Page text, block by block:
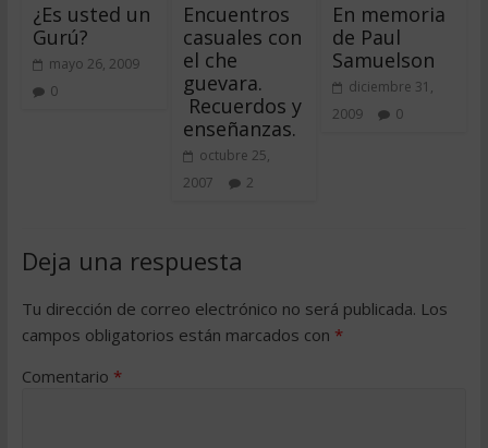
¿Es usted un
Gurú?
mayo 26, 2009
0
Encuentros
casuales con
el che
guevara.
Recuerdos y
enseñanzas.
octubre 25,
2007
2
En memoria
de Paul
Samuelson
diciembre 31,
2009
0
Deja una respuesta
Tu dirección de correo electrónico no será publicada. Los
campos obligatorios están marcados con *
Comentario *